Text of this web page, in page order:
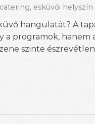
, esküvői helyszín
hangulatát? A
a programok, hanem
szinte